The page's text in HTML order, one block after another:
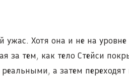
ужас. Хотя она и не на уровне
за тем, как тело Стейси
а затем переходят